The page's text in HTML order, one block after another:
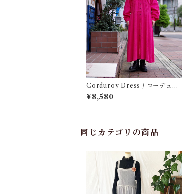
Corduroy Dress / コーデュロ
イ ドレス 古着
¥8,580
同じカテゴリの商品